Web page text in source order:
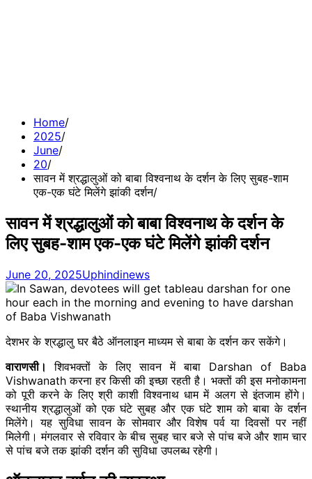
Home
2025
June
20
सावन में श्रद्धालुओं को बाबा विश्वनाथ के दर्शन के लिए सुबह-शाम
एक-एक घंटे मिलेंगे झांकी दर्शन
सावन में श्रद्धालुओं को बाबा विश्वनाथ के दर्शन के
लिए सुबह-शाम एक-एक घंटे मिलेंगे झांकी दर्शन
June 20, 2025Uphindinews
देशभर के श्रद्धालु घर बैठे ऑनलाइन माध्यम से बाबा के दर्शन कर सकेंगे।
वाराणसी। ​शिवभक्तों के लिए सावन में बाबा Darshan of Baba
Vishwanath करना ​हर किसी की इच्छा रहती है। भक्तों की इस मनोकामना
को पूरी करने के लिए श्री काशी विश्वनाथ धाम में अलग से इंतजाम होंगे।
स्थानीय श्रद्धालुओं को एक घंटे सुबह और एक घंटे शाम को बाबा के दर्शन
मिलेंगे। यह सुविधा सावन के सोमवार और विशेष पर्व या दिवसों पर नहीं
मिलेगी। मंगलवार से रविवार के बीच सुबह चार बजे से पांच बजे और शाम चार
से पांच बजे तक झांकी दर्शन की सुविधा उपलब्ध रहेगी।